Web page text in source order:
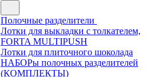
Полочные разделители
Лотки для выкладки с толкателем,
FORTA MULTIPUSH
Лотки для плиточного шоколада
НАБОРы полочных разделителей
(КОМПЛЕКТЫ)